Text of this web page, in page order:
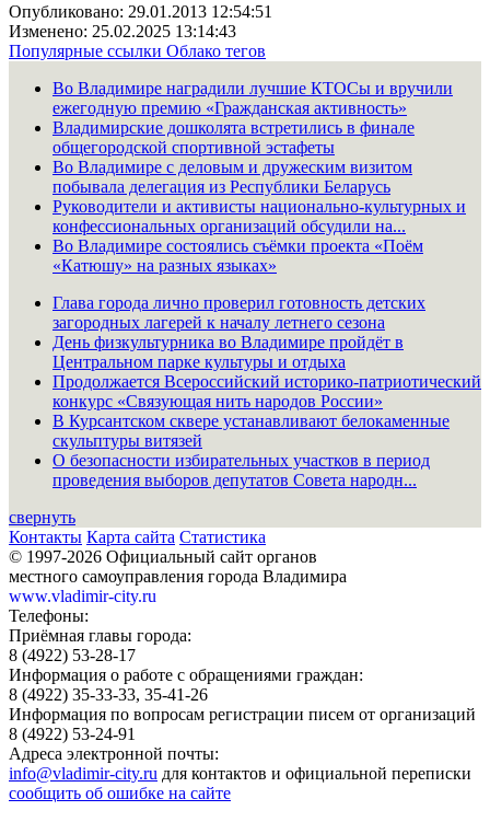
Опубликовано: 29.01.2013 12:54:51
Изменено: 25.02.2025 13:14:43
Популярные ссылки Облако тегов
Во Владимире наградили лучшие КТОСы и вручили
ежегодную премию «Гражданская активность»
Владимирские дошколята встретились в финале
общегородской спортивной эстафеты
Во Владимире с деловым и дружеским визитом
побывала делегация из Республики Беларусь
Руководители и активисты национально-культурных и
конфессиональных организаций обсудили на...
Во Владимире состоялись съёмки проекта «Поём
«Катюшу» на разных языках»
Глава города лично проверил готовность детских
загородных лагерей к началу летнего сезона
День физкультурника во Владимире пройдёт в
Центральном парке культуры и отдыха
Продолжается Всероссийский историко-патриотический
конкурс «Связующая нить народов России»
В Курсантском сквере устанавливают белокаменные
скульптуры витязей
О безопасности избирательных участков в период
проведения выборов депутатов Совета народн...
свернуть
Контакты Карта сайта Статистика
© 1997-2026 Официальный сайт органов
местного самоуправления города Владимира
www.vladimir-city.ru
Телефоны:
Приёмная главы города:
8 (4922) 53-28-17
Информация о работе с обращениями граждан:
8 (4922) 35-33-33, 35-41-26
Информация по вопросам регистрации писем от организаций
8 (4922) 53-24-91
Адреса электронной почты:
info@vladimir-city.ru для контактов и официальной переписки
сообщить об ошибке на сайте